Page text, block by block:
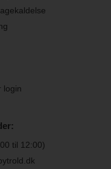
login
til 12:00)